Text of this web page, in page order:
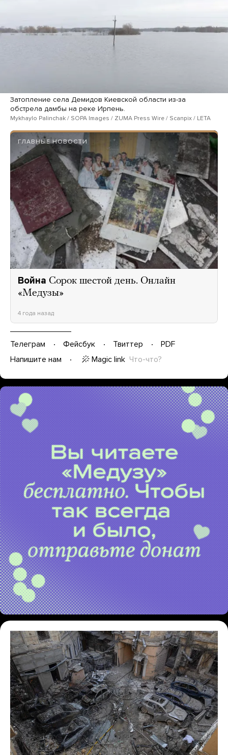
Затопление села Демидов Киевской области из-за
обстрела дамбы на реке Ирпень.
Mykhaylo Palinchak / SOPA Images / ZUMA Press Wire / Scanpix / LETA
ГЛАВНЫЕ НОВОСТИ
Война Сорок шестой день. Онлайн
«Медузы»
4 года назад
Телеграм Фейсбук Твиттер
PDF
Напишите нам
Magic link Что-что?